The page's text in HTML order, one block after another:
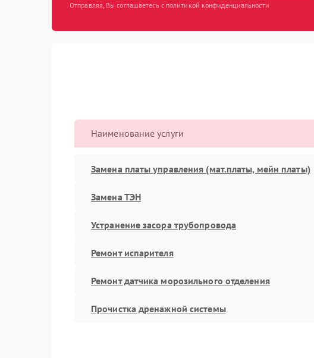
Отправляя, Вы соглашаетесь с политикой конфиденциальности
Наименование услуги
Замена платы управления (мат.платы, мейн платы)
Замена ТЭН
Устранение засора трубопровода
Ремонт испарителя
Ремонт датчика морозильного отделения
Прочистка дренажной системы